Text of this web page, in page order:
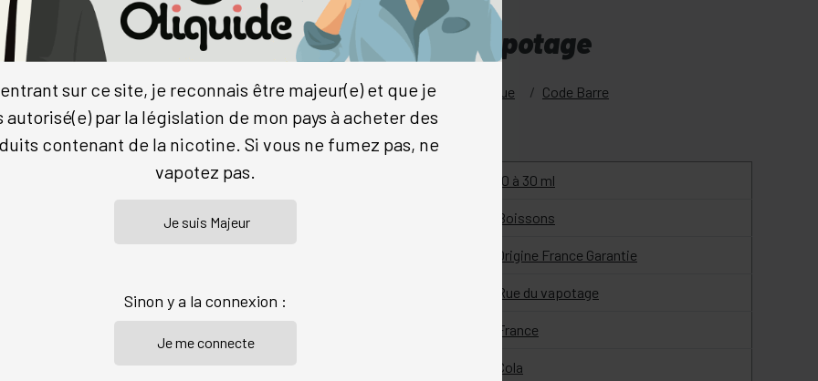
Barre
vous du matériel DIY
faire vos mélanges
à une base PG/VG
jamais d'arômes purs
?
FICHE TECHNIQUE :
Arôme Cola Rue du vapotage
Spécificités Descriptif Fiche technique Code Barre
Commentaires (10)
Fourchette de Volume : 10 à 30 ml
Gamme : Boissons
Origine France Garantie
Marque : Rue du vapotage
France
Cola
sur ce site, je reconnais être majeur(e) et que je
autorisé(e) par la législation de mon pays à acheter des
contenant de la nicotine. Si vous ne fumez pas, ne
vapotez pas.
Sinon y a la connexion :